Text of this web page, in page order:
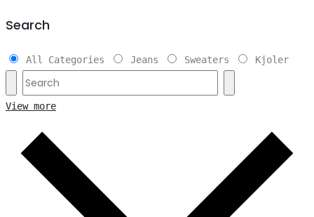
Search
All Categories Jeans Sweaters Kjoler
View more